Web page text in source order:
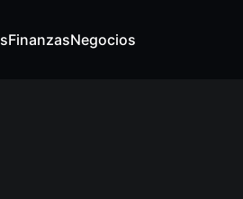
FinanzasNegocios